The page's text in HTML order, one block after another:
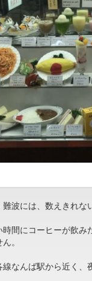
波には、数えきれ
間にコーヒーが飲
。
なんば駅から近く